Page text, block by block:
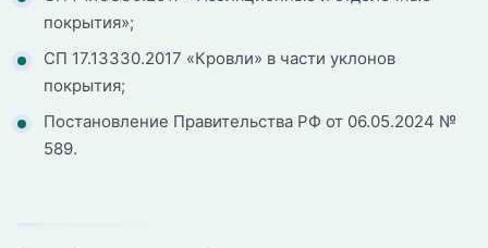
покрытия»;
СП 17.13330.2017 «Кровли» в части уклонов
покрытия;
Постановление Правительства РФ от 06.05.2024 №
589.